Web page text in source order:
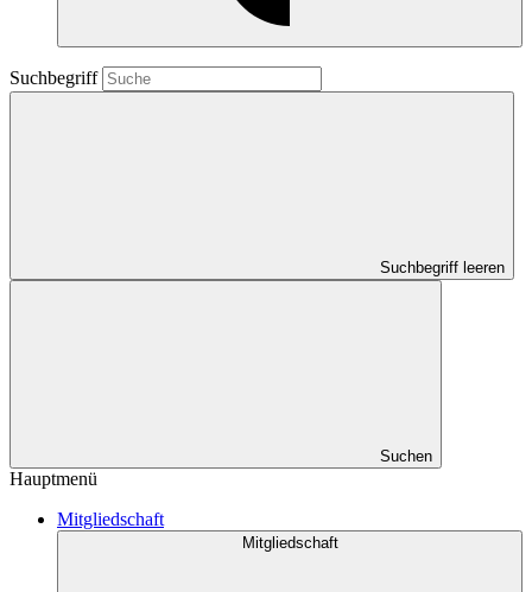
Suchbegriff
Suchbegriff leeren
Suchen
Hauptmenü
Mitgliedschaft
Mitgliedschaft